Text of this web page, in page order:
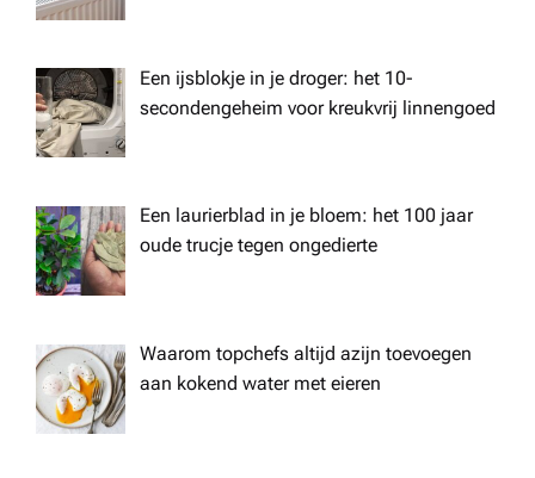
Een ijsblokje in je droger: het 10-
secondengeheim voor kreukvrij linnengoed
Een laurierblad in je bloem: het 100 jaar
oude trucje tegen ongedierte
Waarom topchefs altijd azijn toevoegen
aan kokend water met eieren